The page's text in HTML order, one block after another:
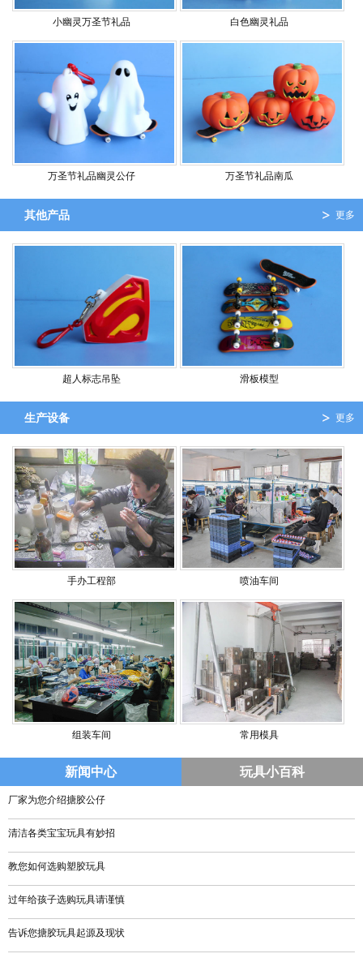
小幽灵万圣节礼品 白色幽灵礼品
万圣节礼品幽灵公仔 万圣节礼品南瓜
更多
其他产品
超人标志吊坠 滑板模型
更多
生产设备
手办工程部 喷油车间
组装车间 常用模具
新闻中心 玩具小百科
厂家为您介绍搪胶公仔
清洁各类宝宝玩具有妙招
教您如何选购塑胶玩具
过年给孩子选购玩具请谨慎
告诉您搪胶玩具起源及现状